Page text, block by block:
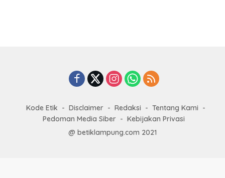
Kode Etik Disclaimer Redaksi
Tentang Kami
Pedoman Media Siber
Kebijakan Privasi
@ betiklampung.com 2021